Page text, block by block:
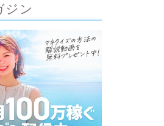
ジン